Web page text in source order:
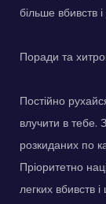
більше вбивств
Поради та
Постійно
влучити в тебе.
розкиданих по
Пріоритетно
легких вбивств